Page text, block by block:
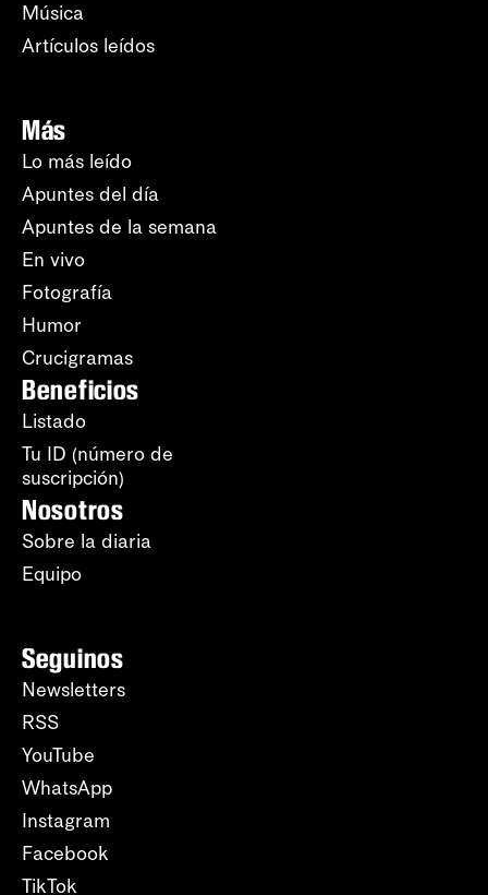
Música
Artículos leídos
Más
Lo más leído
Apuntes del día
Apuntes de la semana
En vivo
Fotografía
Humor
Crucigramas
Beneficios
Listado
Tu ID (número de
suscripción)
Nosotros
Sobre la diaria
Equipo
Seguinos
Newsletters
RSS
YouTube
WhatsApp
Instagram
Facebook
TikTok